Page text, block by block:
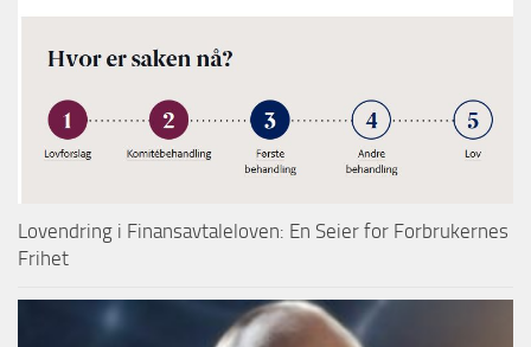
Lovendring i Finansavtaleloven: En Seier for Forbrukernes
Frihet